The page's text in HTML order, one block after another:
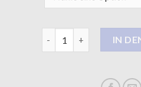
damen mantel langIN